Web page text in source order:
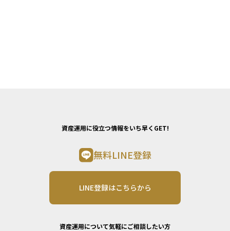
資産運用に役立つ情報をいち早くGET!
無料LINE登録
LINE登録はこちらから
資産運用について気軽にご相談したい方